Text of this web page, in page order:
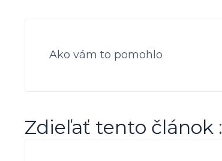
Ako vám to pomohlo
Zdieľať tento článok :